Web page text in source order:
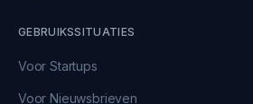
GEBRUIKSSITUATIES
Voor Startups
Voor Nieuwsbrieven